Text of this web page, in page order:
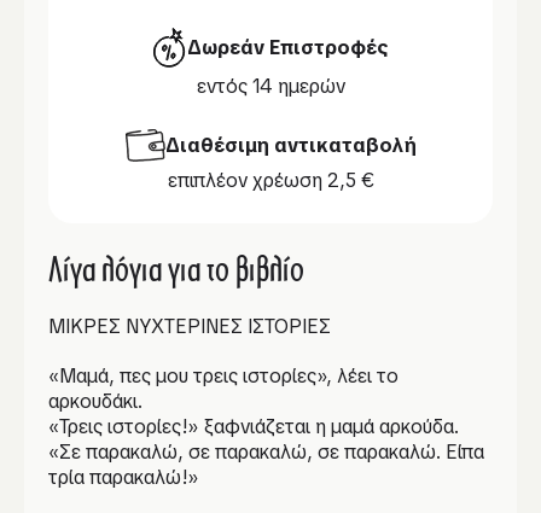
Δωρεάν Επιστροφές
εντός 14 ημερών
Διαθέσιμη αντικαταβολή
επιπλέον χρέωση 2,5 €
Λίγα λόγια για το βιβλίο
ΜΙΚΡΕΣ ΝΥΧΤΕΡΙΝΕΣ ΙΣΤΟΡΙΕΣ
«Μαμά, πες μου τρεις ιστορίες», λέει το
αρκουδάκι.
«Τρεις ιστορίες!» ξαφνιάζεται η μαμά αρκούδα.
«Σε παρακαλώ, σε παρακαλώ, σε παρακαλώ. Είπα
τρία παρακαλώ!»